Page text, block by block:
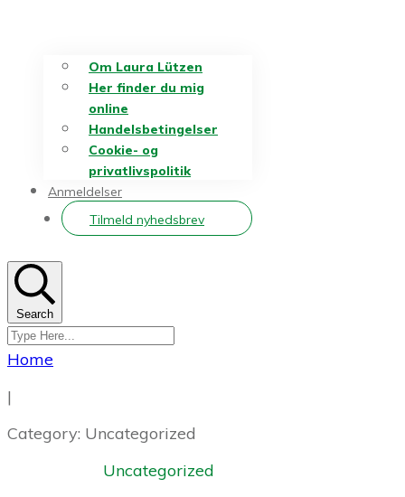
Om Laura Lützen
Her finder du mig
online
Handelsbetingelser
Cookie- og
privatlivspolitik
Anmeldelser
Tilmeld nyhedsbrev
Search
Home
|
Category: Uncategorized
Uncategorized